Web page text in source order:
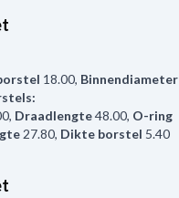
18.00, Binnendiameter
, Draadlengte48.00, O-ring
27.80, Dikte borstel 5.40